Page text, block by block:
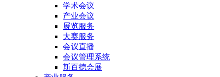
学术会议
产业会议
展览服务
大赛服务
会议直播
会议管理系统
斯百德会展